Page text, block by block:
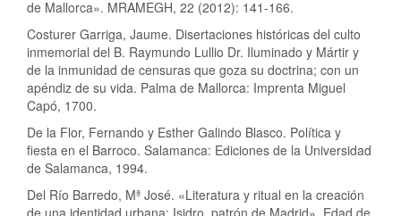
de Mallorca». MRAMEGH, 22 (2012): 141-166.
Costurer Garriga, Jaume. Disertaciones históricas del culto
inmemorial del B. Raymundo Lullio Dr. Iluminado y Mártir y
de la inmunidad de censuras que goza su doctrina; con un
apéndiz de su vida. Palma de Mallorca: Imprenta Miguel
Capó, 1700.
De la Flor, Fernando y Esther Galindo Blasco. Política y
fiesta en el Barroco. Salamanca: Ediciones de la Universidad
de Salamanca, 1994.
Del Río Barredo, Mª José. «Literatura y ritual en la creación
de una identidad urbana: Isidro, patrón de Madrid». Edad de